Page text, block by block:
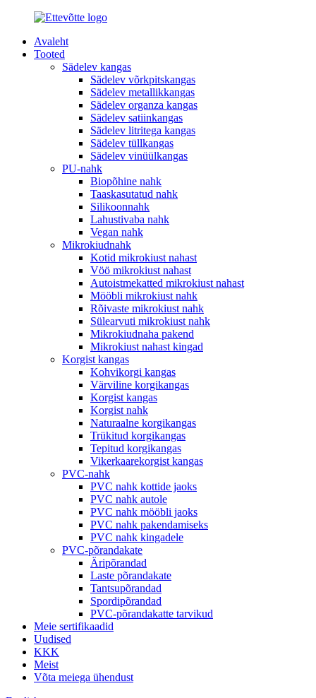
Avaleht
Tooted
Sädelev kangas
Sädelev võrkpitskangas
Sädelev metallikkangas
Sädelev organza kangas
Sädelev satiinkangas
Sädelev litritega kangas
Sädelev tüllkangas
Sädelev vinüülkangas
PU-nahk
Biopõhine nahk
Taaskasutatud nahk
Silikoonnahk
Lahustivaba nahk
Vegan nahk
Mikrokiudnahk
Kotid mikrokiust nahast
Vöö mikrokiust nahast
Autoistmekatted mikrokiust nahast
Mööbli mikrokiust nahk
Rõivaste mikrokiust nahk
Sülearvuti mikrokiust nahk
Mikrokiudnaha pakend
Mikrokiust nahast kingad
Korgist kangas
Kohvikorgi kangas
Värviline korgikangas
Korgist kangas
Korgist nahk
Naturaalne korgikangas
Trükitud korgikangas
Tepitud korgikangas
Vikerkaarekorgist kangas
PVC-nahk
PVC nahk kottide jaoks
PVC nahk autole
PVC nahk mööbli jaoks
PVC nahk pakendamiseks
PVC nahk kingadele
PVC-põrandakate
Äripõrandad
Laste põrandakate
Tantsupõrandad
Spordipõrandad
PVC-põrandakatte tarvikud
Meie sertifikaadid
Uudised
KKK
Meist
Võta meiega ühendust